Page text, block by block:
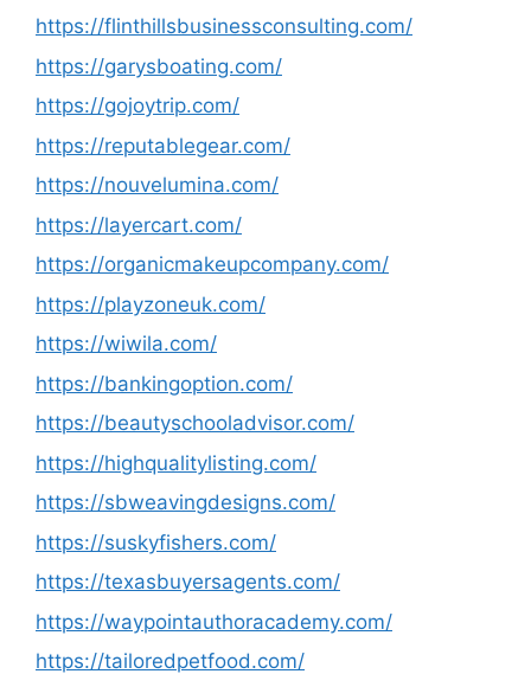
https://flinthillsbusinessconsulting.com/
https://garysboating.com/
https://gojoytrip.com/
https://reputablegear.com/
https://nouvelumina.com/
https://layercart.com/
https://organicmakeupcompany.com/
https://playzoneuk.com/
https://wiwila.com/
https://bankingoption.com/
https://beautyschooladvisor.com/
https://highqualitylisting.com/
https://sbweavingdesigns.com/
https://suskyfishers.com/
https://texasbuyersagents.com/
https://waypointauthoracademy.com/
https://tailoredpetfood.com/